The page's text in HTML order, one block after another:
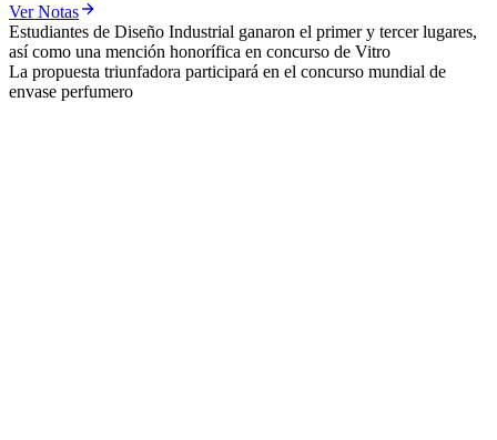
Ver Notas
Estudiantes de Diseño Industrial ganaron el primer y tercer lugares,
así como una mención honorífica en concurso de Vitro
La propuesta triunfadora participará en el concurso mundial de
envase perfumero